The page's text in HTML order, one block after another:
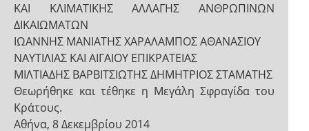
ΚΑΙ ΚΛΙΜΑΤΙΚΗΣ ΑΛΛΑΓΗΣ ΑΝΘΡΩΠΙΝΩΝ
ΔΙΚΑΙΩΜΑΤΩΝ
ΙΩΑΝΝΗΣ ΜΑΝΙΑΤΗΣ ΧΑΡΑΛΑΜΠΟΣ ΑΘΑΝΑΣΙΟΥ
ΝΑΥΤΙΛΙΑΣ ΚΑΙ ΑΙΓΑΙΟΥ ΕΠΙΚΡΑΤΕΙΑΣ
ΜΙΛΤΙΑΔΗΣ ΒΑΡΒΙΤΣΙΩΤΗΣ ΔΗΜΗΤΡΙΟΣ ΣΤΑΜΑΤΗΣ
Θεωρήθηκε και τέθηκε η Μεγάλη Σφραγίδα του
Κράτους.
Αθήνα, 8 Δεκεμβρίου 2014